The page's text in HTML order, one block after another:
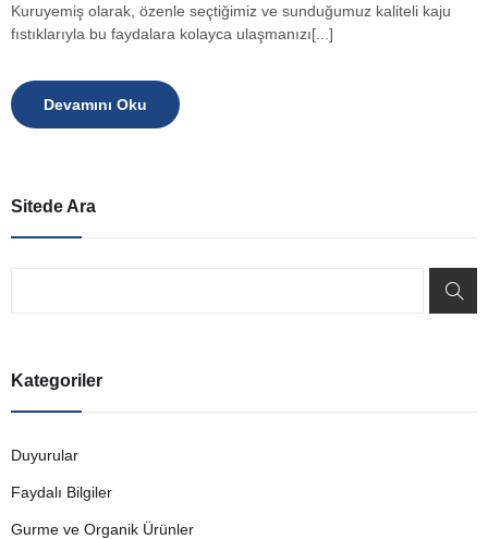
Kuruyemiş olarak, özenle seçtiğimiz ve sunduğumuz kaliteli kaju
fıstıklarıyla bu faydalara kolayca ulaşmanızı[...]
Devamını Oku
Sitede Ara
Kategoriler
Duyurular
Faydalı Bilgiler
Gurme ve Organik Ürünler